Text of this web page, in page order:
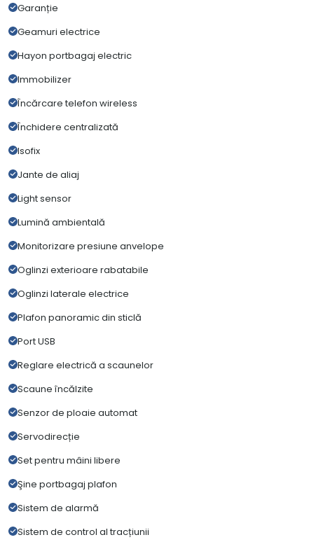
Garanție
Geamuri electrice
Hayon portbagaj electric
Immobilizer
Încărcare telefon wireless
Închidere centralizată
Isofix
Jante de aliaj
Light sensor
Lumină ambientală
Monitorizare presiune anvelope
Oglinzi exterioare rabatabile
Oglinzi laterale electrice
Plafon panoramic din sticlă
Port USB
Reglare electrică a scaunelor
Scaune încălzite
Senzor de ploaie automat
Servodirecție
Set pentru mâini libere
Şine portbagaj plafon
Sistem de alarmă
Sistem de control al tracțiunii